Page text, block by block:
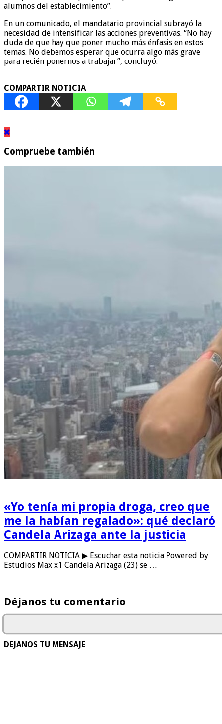
alumnos del establecimiento”.
En un comunicado, el mandatario provincial subrayó la
necesidad de intensificar las acciones preventivas. “No hay
duda de que hay que poner mucho más énfasis en estos
temas. No debemos esperar que ocurra algo más grave
para recién ponernos a trabajar”, concluyó.
COMPARTIR NOTICIA
Compruebe también
«Yo tenía mi propia droga, creo que
me la habían regalado»: qué declaró
Candela Arizaga ante la justicia
COMPARTIR NOTICIA ▶ Escuchar esta noticia Powered by
Estudios Max x1 Candela Arizaga (23) se …
Déjanos tu comentario
DEJANOS TU MENSAJE